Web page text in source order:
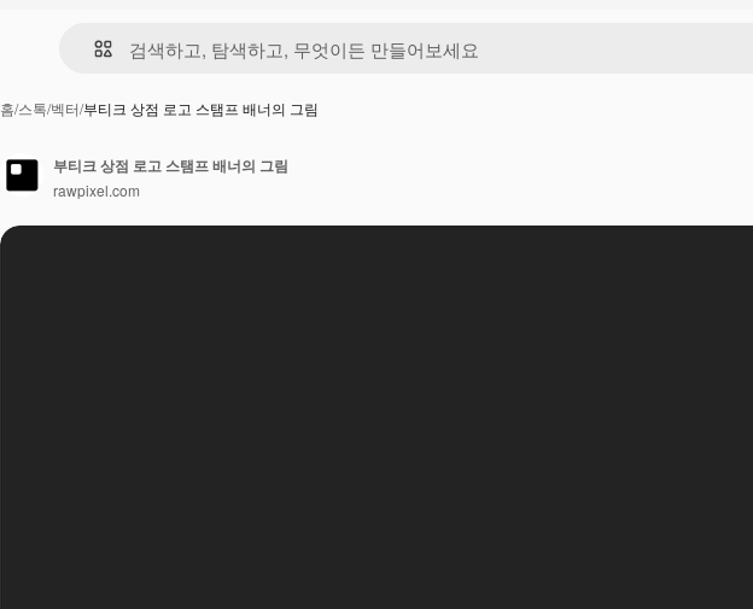
홈/스톡/벡터/부티크 상점 로고 스탬프 배너의 그림
부티크 상점 로고 스탬프 배너의 그림
rawpixel.com